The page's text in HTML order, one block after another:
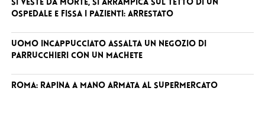
Si veste da Morte, si arrampica sul tetto di un
ospedale e fissa i pazienti: arrestato
Uomo incappucciato assalta un negozio di
parrucchieri con un machete
Roma: rapina a mano armata al supermercato